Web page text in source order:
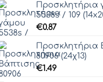
Προσκλητήρια
5538s / 109
€0.87
Προσκλητήρια
80906 (24χ13)
€1.49